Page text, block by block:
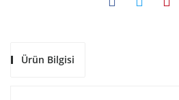
Ürün Bilgisi